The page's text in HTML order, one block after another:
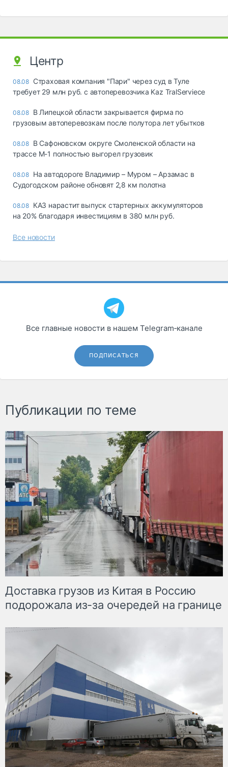
Центр
08.08 Страховая компания "Пари" через суд в Туле
требует 29 млн руб. с автоперевозчика Kaz TralServiece
08.08 В Липецкой области закрывается фирма по
грузовым автоперевозкам после полутора лет убытков
08.08 В Сафоновском округе Смоленской области на
трассе М-1 полностью выгорел грузовик
08.08 На автодороге Владимир – Муром – Арзамас в
Судогодском районе обновят 2,8 км полотна
08.08 КАЗ нарастит выпуск стартерных аккумуляторов
на 20% благодаря инвестициям в 380 млн руб.
Все новости
Все главные новости в нашем Telegram‑канале
ПОДПИСАТЬСЯ
Публикации по теме
Доставка грузов из Китая в Россию
подорожала из-за очередей на границе